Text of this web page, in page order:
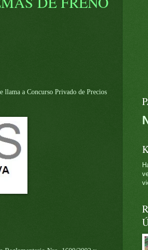
a Concurso Privado de Precios